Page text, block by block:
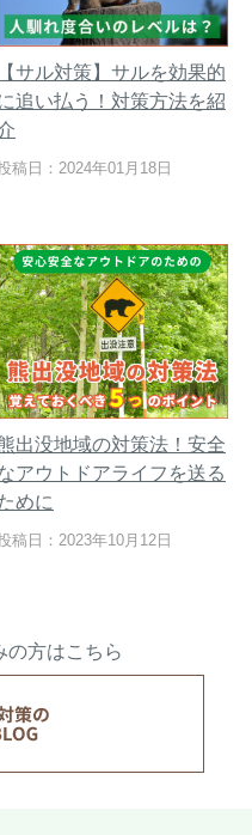
【サル対策】サルを効果的
追い払う！対策方法を紹
稿日：2024年01月18日
出没地域の対策法！安全
アウトドアライフを送る
めに
稿日：2023年10月12日
方はこちら